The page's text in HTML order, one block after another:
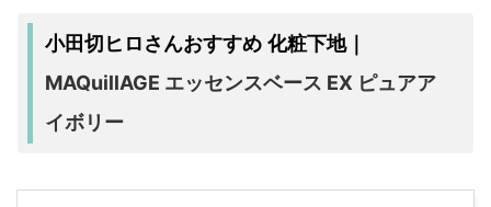
小田切ヒロさんおすすめ 化粧下地｜
MAQuillAGE エッセンスベース EX ピュアア
イボリー